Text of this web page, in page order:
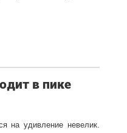
в пике
на удивление невелик.